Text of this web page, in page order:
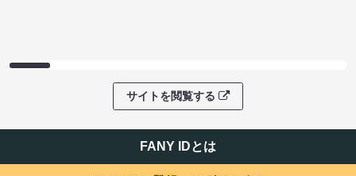
サイトを閲覧する
FANY IDとは